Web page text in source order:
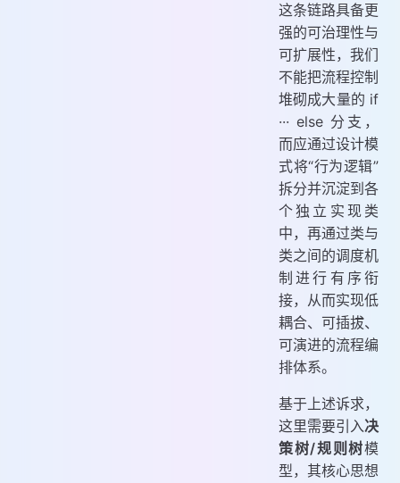
这条链路具备更
强的可治理性与
可扩展性，我们
不能把流程控制
堆砌成大量的 if
··· else 分支，
而应通过设计模
式将“行为逻辑”
拆分并沉淀到各
个独立实现类
中，再通过类与
类之间的调度机
制进行有序衔
接，从而实现低
耦合、可插拔、
可演进的流程编
排体系。
基于上述诉求，
这里需要引入决
策树/规则树模
型，其核心思想